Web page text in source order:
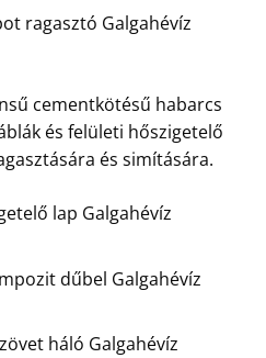
ragasztó Galgahévíz
cementkötésű habarcs
és felületi hőszigetelő
és simítására.
lap Galgahévíz
dűbel Galgahévíz
háló Galgahévíz